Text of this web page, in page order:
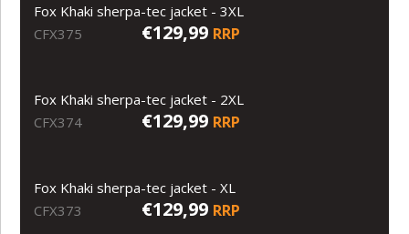
Fox Khaki sherpa-tec jacket - 3XL
CFX375
€129,99 RRP
Fox Khaki sherpa-tec jacket - 2XL
CFX374
€129,99 RRP
Fox Khaki sherpa-tec jacket - XL
CFX373
€129,99 RRP